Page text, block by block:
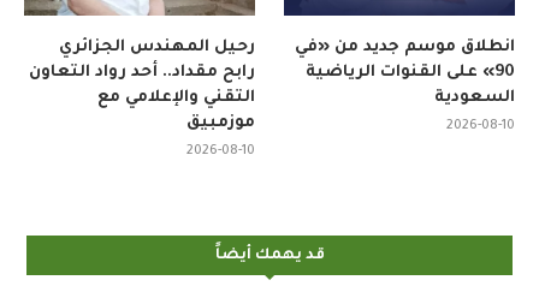
رحيل المهندس الجزائري
رابح مقداد.. أحد رواد التعاون
التقني والإعلامي مع
موزمبيق
انطلاق موسم جديد من «في
90» على القنوات الرياضية
السعودية
قد يهمك أيضاً